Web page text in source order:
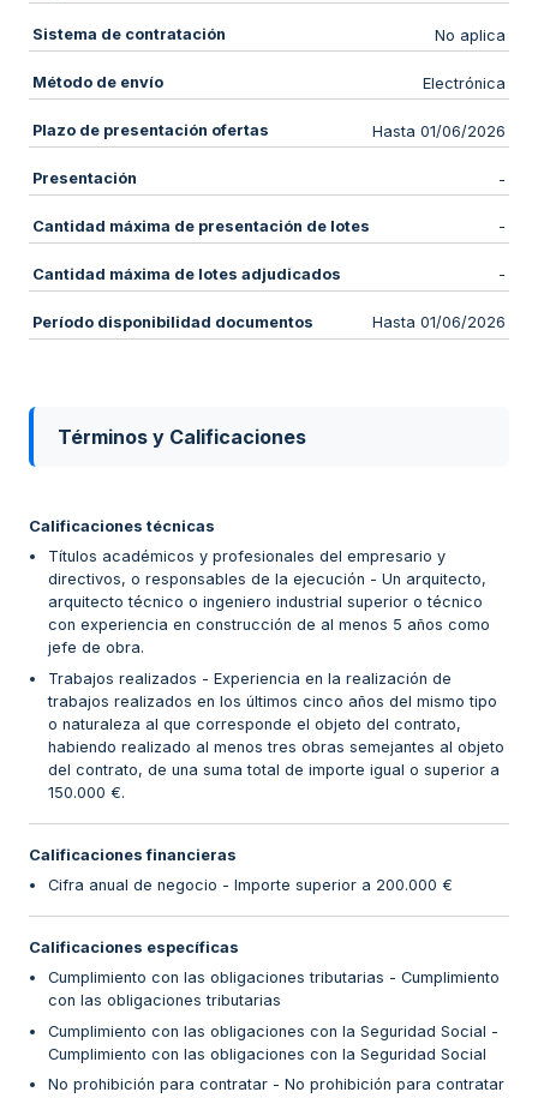
Sistema de contratación No aplica
Método de envío Electrónica
Plazo de presentación ofertas Hasta 01/06/2026
Presentación -
Cantidad máxima de presentación de lotes -
Cantidad máxima de lotes adjudicados -
Período disponibilidad documentos Hasta 01/06/2026
Términos y Calificaciones
Calificaciones técnicas
Títulos académicos y profesionales del empresario y
directivos, o responsables de la ejecución - Un arquitecto,
arquitecto técnico o ingeniero industrial superior o técnico
con experiencia en construcción de al menos 5 años como
jefe de obra.
Trabajos realizados - Experiencia en la realización de
trabajos realizados en los últimos cinco años del mismo tipo
o naturaleza al que corresponde el objeto del contrato,
habiendo realizado al menos tres obras semejantes al objeto
del contrato, de una suma total de importe igual o superior a
150.000 €.
Calificaciones financieras
Cifra anual de negocio - Importe superior a 200.000 €
Calificaciones específicas
Cumplimiento con las obligaciones tributarias - Cumplimiento
con las obligaciones tributarias
Cumplimiento con las obligaciones con la Seguridad Social -
Cumplimiento con las obligaciones con la Seguridad Social
No prohibición para contratar - No prohibición para contratar